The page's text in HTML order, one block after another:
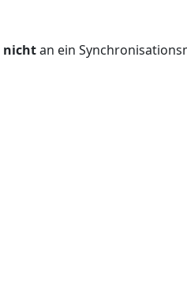
nichtan ein